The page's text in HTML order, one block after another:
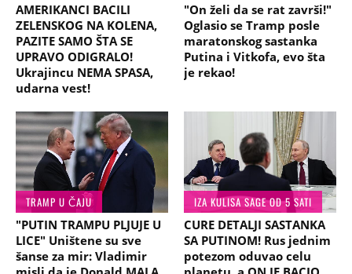
AMERIKANCI BACILI
ZELENSKOG NA KOLENA,
PAZITE SAMO ŠTA SE
UPRAVO ODIGRALO!
Ukrajincu NEMA SPASA,
udarna vest!
"On želi da se rat završi!"
Oglasio se Tramp posle
maratonskog sastanka
Putina i Vitkofa, evo šta
je rekao!
TRAMP U ČAJU
"PUTIN TRAMPU PLJUJE U
LICE" Uništene su sve
šanse za mir: Vladimir
IZA KULISA SAGE OD 5 SATI
CURE DETALJI SASTANKA
SA PUTINOM! Rus jednim
potezom oduvao celu